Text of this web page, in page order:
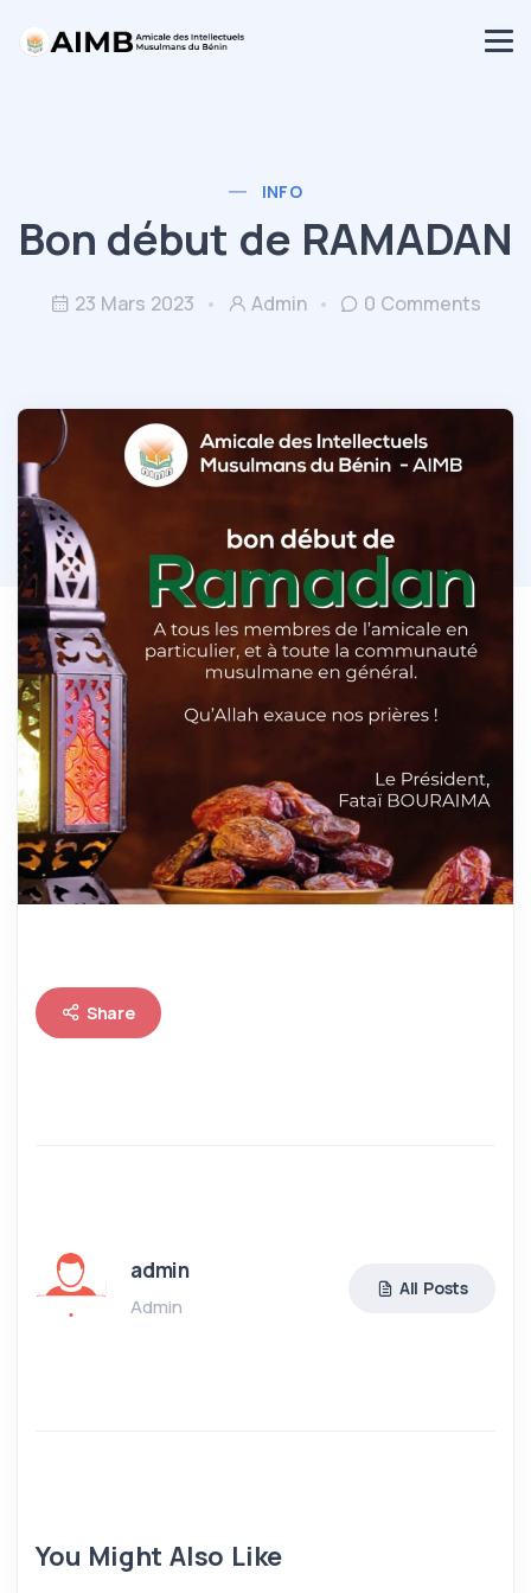
AIMB
Contact
INFO
Bon début de RAMADAN
23 Mars 2023 Admin 0 Comments
Share
admin
Admin
All Posts
You Might Also Like